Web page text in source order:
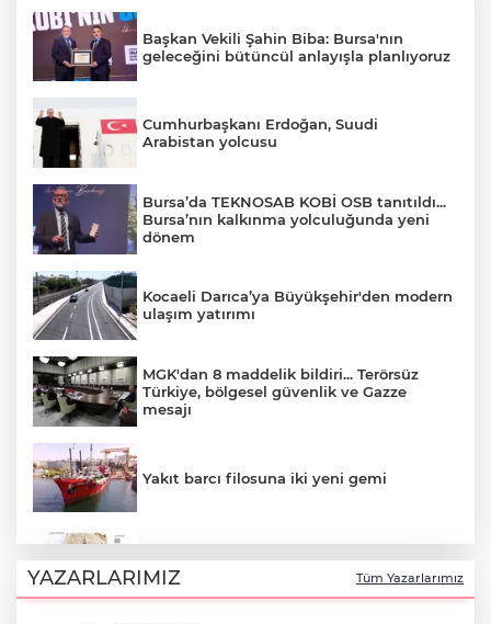
Başkan Vekili Şahin Biba: Bursa'nın
geleceğini bütüncül anlayışla planlıyoruz
Cumhurbaşkanı Erdoğan, Suudi
Arabistan yolcusu
Bursa’da TEKNOSAB KOBİ OSB tanıtıldı...
Bursa’nın kalkınma yolculuğunda yeni
dönem
Kocaeli Darıca’ya Büyükşehir'den modern
ulaşım yatırımı
MGK'dan 8 maddelik bildiri... Terörsüz
Türkiye, bölgesel güvenlik ve Gazze
mesajı
Yakıt barcı filosuna iki yeni gemi
tek platformda
YAZARLARIMIZ Tüm Yazarlarımız